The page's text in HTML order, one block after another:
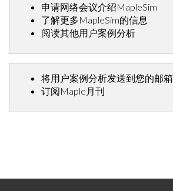
申请网络会议介绍MapleSim
了解更多MapleSim的信息
阅读其他用户案例分析
将用户案例分析发送到您的邮箱
订阅Maple月刊